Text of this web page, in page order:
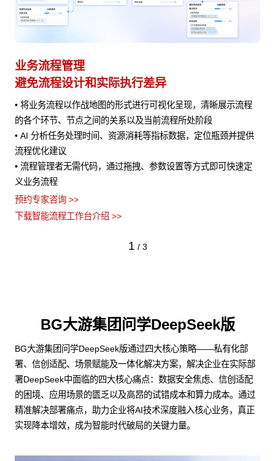
业务流程管理
避免流程设计和实际执行差异
• 将业务流程以作战地图的形式进行可视化呈现，清晰展示流程
的各个环节、节点之间的关系以及当前流程所处阶段
• AI 分析任务处理时间、资源消耗等指标数据，定位瓶颈并提供
流程优化建议
• 流程管理者无需代码，通过拖拽、参数设置等方式即可快速定
义业务流程
预约专家咨询 >>
下载智能流程工作台介绍 >>
1 / 3
BG大游集团问学DeepSeek版
BG大游集团问学DeepSeek版通过四大核心策略——私有化部
署、信创适配、场景赋能及一体化解决方案，解决企业在实际部
署DeepSeek中面临的四大核心痛点：数据安全焦虑、信创适配
的困境、应用场景的匮乏以及高昂的试错成本和算力成本。通过
精准解决部署痛点，助力企业将AI技术深度融入核心业务，真正
实现降本增效，成为智能时代破局的关键力量。